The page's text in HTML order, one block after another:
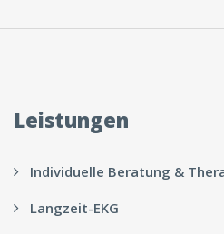
Leistungen
Individuelle Beratung &
Langzeit-EKG